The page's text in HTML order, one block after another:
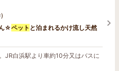
☆ペット と泊まれるかけ流し天然
JR白浜駅より車約10分又はバスに